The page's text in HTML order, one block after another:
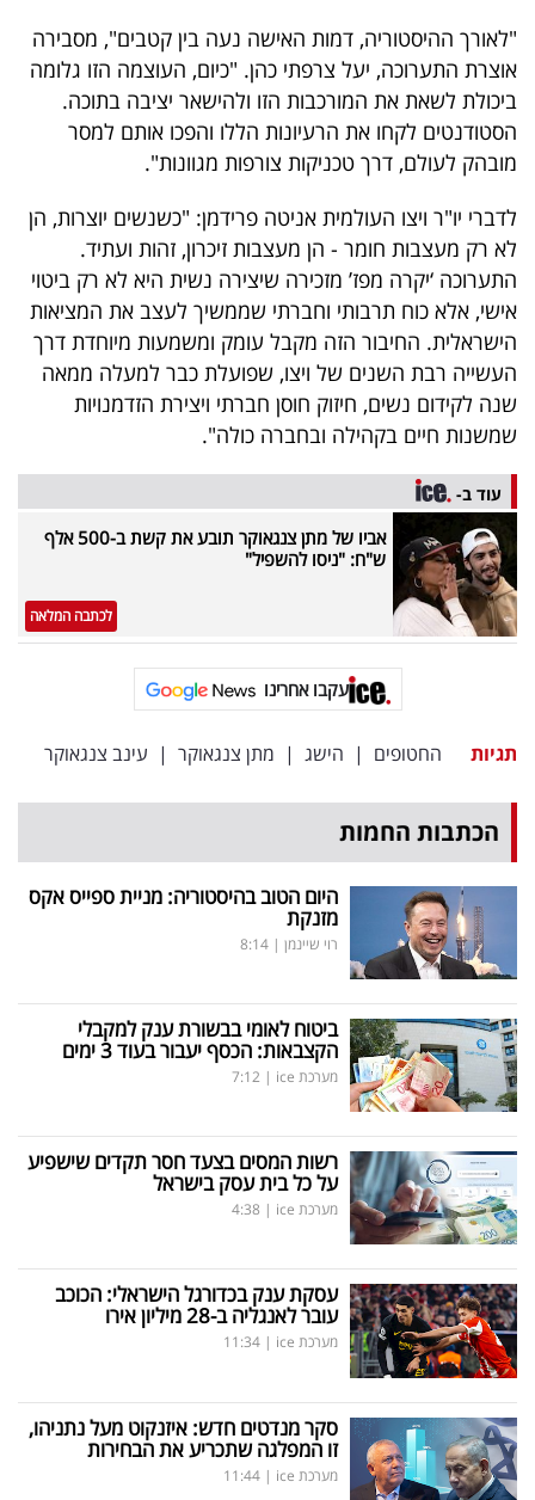
"לאורך ההיסטוריה, דמות האישה נעה בין קטבים", מסבירה
אוצרת התערוכה, יעל צרפתי כהן. "כיום, העוצמה הזו גלומה
ביכולת לשאת את המורכבות הזו ולהישאר יציבה בתוכה.
הסטודנטים לקחו את הרעיונות הללו והפכו אותם למסר
מובהק לעולם, דרך טכניקות צורפות מגוונות".
לדברי יו"ר ויצו העולמית אניטה פרידמן: "כשנשים יוצרות, הן
לא רק מעצבות חומר - הן מעצבות זיכרון, זהות ועתיד.
התערוכה ‘יקרה מפז’ מזכירה שיצירה נשית היא לא רק ביטוי
אישי, אלא כוח תרבותי וחברתי שממשיך לעצב את המציאות
הישראלית. החיבור הזה מקבל עומק ומשמעות מיוחדת דרך
העשייה רבת השנים של ויצו, שפועלת כבר למעלה ממאה
שנה לקידום נשים, חיזוק חוסן חברתי ויצירת הזדמנויות
שמשנות חיים בקהילה ובחברה כולה".
עוד ב-
אביו של מתן צנגאוקר תובע את קשת ב-500 אלף
ש"ח: "ניסו להשפיל"
לכתבה המלאה
עקבו אחרינו
תגיות החטופים | הישג | מתן צנגאוקר | עינב צנגאוקר
הכתבות החמות
היום הטוב בהיסטוריה: מניית ספייס אקס
מזנקת
רוי שיינמן |
8:14
ביטוח לאומי בבשורת ענק למקבלי
הקצבאות: הכסף יעבור בעוד 3 ימים
מערכת ice |
7:12
רשות המסים בצעד חסר תקדים שישפיע
על כל בית עסק בישראל
מערכת ice |
4:38
עסקת ענק בכדורגל הישראלי: הכוכב
עובר לאנגליה ב-28 מיליון אירו
מערכת ice |
11:34
סקר מנדטים חדש: איזנקוט מעל נתניהו,
זו המפלגה שתכריע את הבחירות
מערכת ice |
11:44